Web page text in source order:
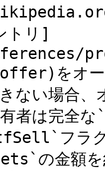
トリ]
をオーダ
ない場合
者は完全
フラグ
の金額